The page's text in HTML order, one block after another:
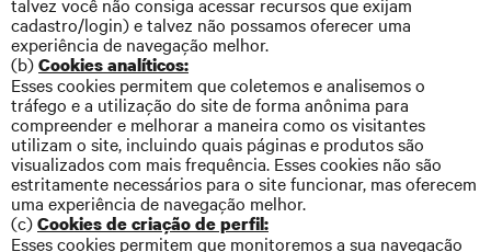
cadastro/login) e talvez não possamos oferecer uma
experiência de navegação melhor.
(b)Cookies analíticos:
Esses cookies permitem que coletemos e analisemos o
tráfego e a utilização do site de forma anônima para
compreender e melhorar a maneira como os visitantes
utilizam o site, incluindo quais páginas e produtos são
visualizados com mais frequência. Esses cookies não são
estritamente necessários para o site funcionar, mas oferecem
uma experiência de navegação melhor.
(c)Cookies de criação de perfil:
Esses cookies permitem que monitoremos a sua navegação